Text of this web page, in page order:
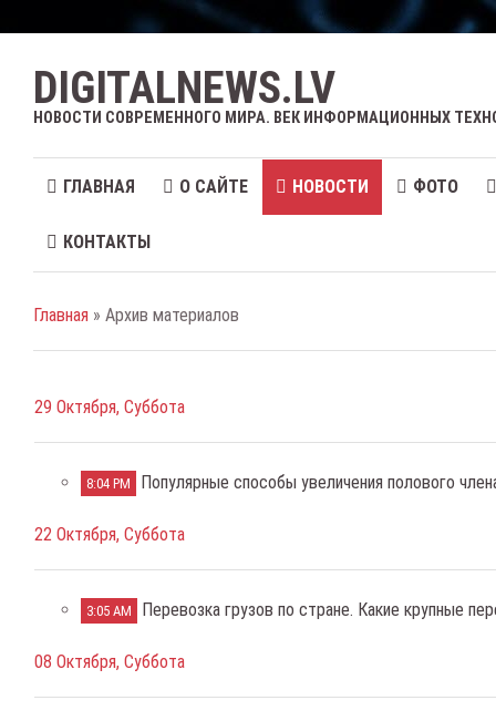
DIGITALNEWS.LV
НОВОСТИ СОВРЕМЕННОГО МИРА. ВЕК ИНФОРМАЦИОННЫХ
ГЛАВНАЯ О САЙТЕ НОВОСТИ ФОТО
КОНТАКТЫ
Главная » Архив материалов
29 Октября, Суббота
8:04 PM Популярные способы увеличения полового
22 Октября, Суббота
3:05 AM Перевозка грузов по стране. Какие крупные
08 Октября, Суббота